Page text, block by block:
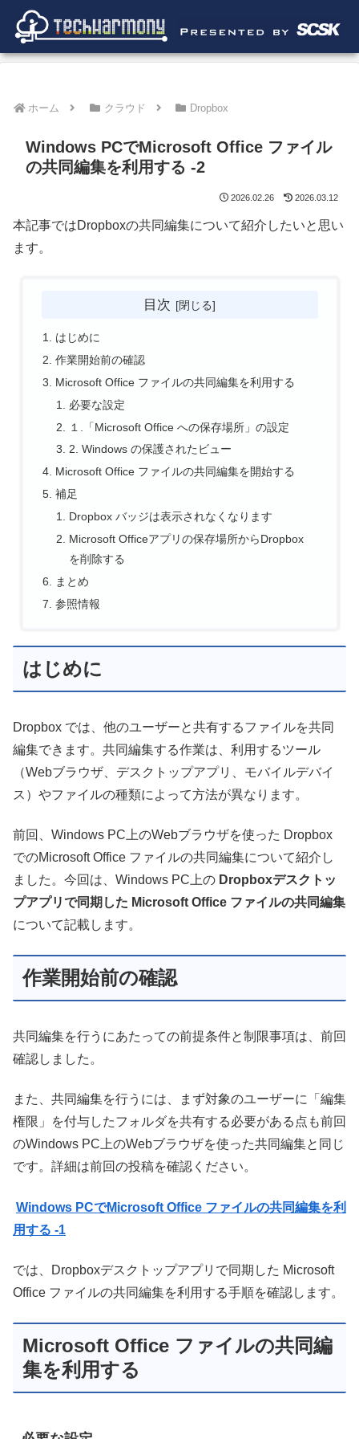
ホーム クラウド Dropbox
Windows PCでMicrosoft Office ファイル
の共同編集を利用する -2
2026.02.26 2026.03.12
本記事ではDropboxの共同編集について紹介したいと思い
ます。
目次
はじめに
作業開始前の確認
Microsoft Office ファイルの共同編集を利用する
必要な設定
１.「Microsoft Office への保存場所」の設定
2. Windows の保護されたビュー
Microsoft Office ファイルの共同編集を開始する
補足
Dropbox バッジは表示されなくなります
Microsoft Officeアプリの保存場所からDropbox
を削除する
まとめ
参照情報
はじめに
Dropbox では、他のユーザーと共有するファイルを共同
編集できます。共同編集する作業は、利用するツール
（Webブラウザ、デスクトップアプリ、モバイルデバイ
ス）やファイルの種類によって方法が異なります。
前回、Windows PC上のWebブラウザを使った Dropbox
でのMicrosoft Office ファイルの共同編集について紹介し
ました。今回は、Windows PC上の Dropboxデスクトッ
プアプリで同期した Microsoft Office ファイルの共同編集
について記載します。
作業開始前の確認
共同編集を行うにあたっての前提条件と制限事項は、前回
確認しました。
また、共同編集を行うには、まず対象のユーザーに「編集
権限」を付与したフォルダを共有する必要がある点も前回
のWindows PC上のWebブラウザを使った共同編集と同じ
です。詳細は前回の投稿を確認ください。
Windows PCでMicrosoft Office ファイルの共同編集を利
用する -1
では、Dropboxデスクトップアプリで同期した Microsoft
Office ファイルの共同編集を利用する手順を確認します。
Microsoft Office ファイルの共同編
集を利用する